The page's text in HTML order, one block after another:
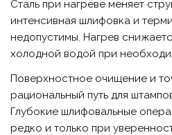
Сталь при нагреве меняет
интенсивная шлифовка и
недопустимы. Нагрев
холодной водой при
Поверхностное очищение и
рациональный путь для
Глубокие шлифовальные
редко и только при